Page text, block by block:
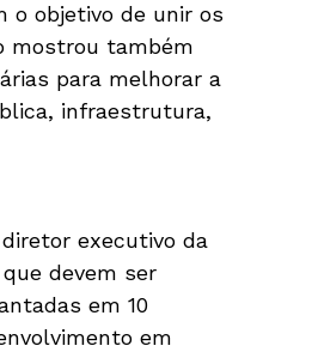
o objetivo de unir os
mostrou também
para melhorar a
infraestrutura,
executivo da
devem ser
em 10
em